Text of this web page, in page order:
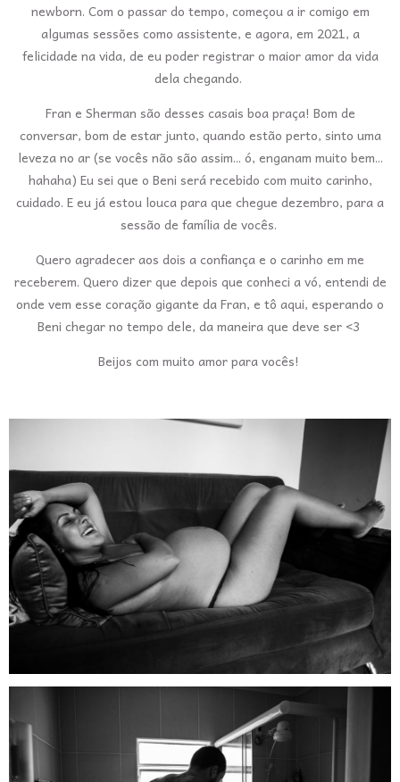
newborn. Com o passar do tempo, começou a ir comigo em
algumas sessões como assistente, e agora, em 2021, a
felicidade na vida, de eu poder registrar o maior amor da vida
dela chegando.
Fran e Sherman são desses casais boa praça! Bom de
conversar, bom de estar junto, quando estão perto, sinto uma
leveza no ar (se vocês não são assim... ó, enganam muito bem...
hahaha) Eu sei que o Beni será recebido com muito carinho,
cuidado. E eu já estou louca para que chegue dezembro, para a
sessão de família de vocês.
Quero agradecer aos dois a confiança e o carinho em me
receberem. Quero dizer que depois que conheci a vó, entendi de
onde vem esse coração gigante da Fran, e tô aqui, esperando o
Beni chegar no tempo dele, da maneira que deve ser <3
Beijos com muito amor para vocês!